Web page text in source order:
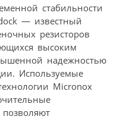
стабильности
— известный
резисторов
высоким
надежностью
Используемые
Micronox
позволяют